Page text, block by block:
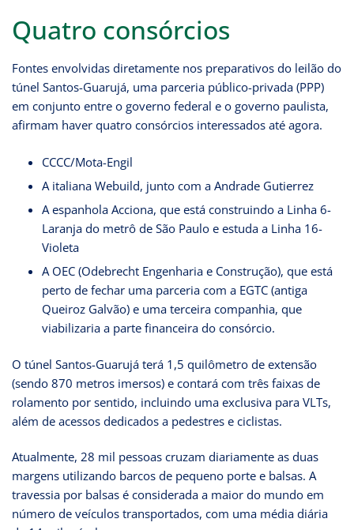
Quatro consórcios
Fontes envolvidas diretamente nos preparativos do leilão do
túnel Santos-Guarujá, uma parceria público-privada (PPP)
em conjunto entre o governo federal e o governo paulista,
afirmam haver quatro consórcios interessados até agora.
CCCC/Mota-Engil
A italiana Webuild, junto com a Andrade Gutierrez
A espanhola Acciona, que está construindo a Linha 6-
Laranja do metrô de São Paulo e estuda a Linha 16-
Violeta
A OEC (Odebrecht Engenharia e Construção), que está
perto de fechar uma parceria com a EGTC (antiga
Queiroz Galvão) e uma terceira companhia, que
viabilizaria a parte financeira do consórcio.
O túnel Santos-Guarujá terá 1,5 quilômetro de extensão
(sendo 870 metros imersos) e contará com três faixas de
rolamento por sentido, incluindo uma exclusiva para VLTs,
além de acessos dedicados a pedestres e ciclistas.
Atualmente, 28 mil pessoas cruzam diariamente as duas
margens utilizando barcos de pequeno porte e balsas. A
travessia por balsas é considerada a maior do mundo em
número de veículos transportados, com uma média diária